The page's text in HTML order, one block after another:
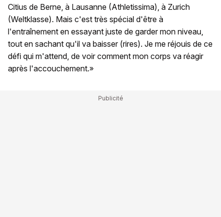
Citius de Berne, à Lausanne (Athletissima), à Zurich
(Weltklasse). Mais c'est très spécial d'être à
l'entraînement en essayant juste de garder mon niveau,
tout en sachant qu'il va baisser (rires). Je me réjouis de ce
défi qui m'attend, de voir comment mon corps va réagir
après l'accouchement.»